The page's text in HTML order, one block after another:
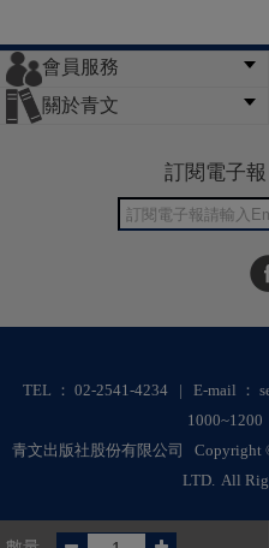
會員服務
會員辦法
客服信箱
隱私條款
網站導覽關於青文
訂閱電子
TEL ： 02-2541-4234 | E-mail ：
1000~1200
青文出版社股份有限公司 Copyright
LTD. All
RWD商城建